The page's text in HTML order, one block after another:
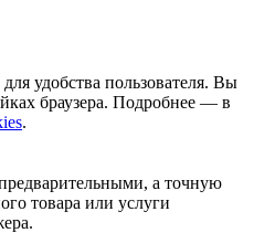
удобства пользователя. Вы
браузера. Подробнее — в
.
а точную
товара или услуги